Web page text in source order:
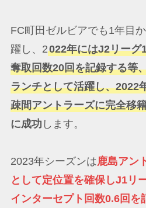
FC町田ゼルビアでも1年目
躍し、2022年にはJ2リーグ
奪取回数20回を記録する等
ランチとして活躍し、2022
疎間アントラーズに完全移
に成功 します。
2023年シーズンは鹿島アン
として定位置を確保しJ1リ
インターセプト回数0.6回を